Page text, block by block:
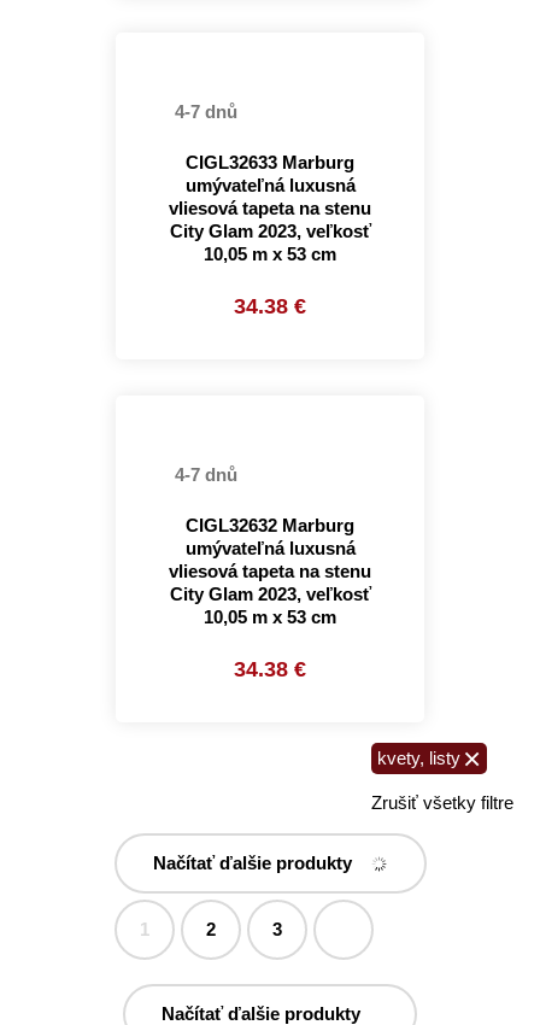
4-7 dnů
CIGL32633 Marburg
umývateľná luxusná
vliesová tapeta na stenu
City Glam 2023, veľkosť
10,05 m x 53 cm
34.38 €
4-7 dnů
CIGL32632 Marburg
umývateľná luxusná
vliesová tapeta na stenu
City Glam 2023, veľkosť
10,05 m x 53 cm
34.38 €
kvety, listy ×
Zrušiť všetky filtre
Načítať ďalšie produkty
1 2 3
Načítať ďalšie produkty